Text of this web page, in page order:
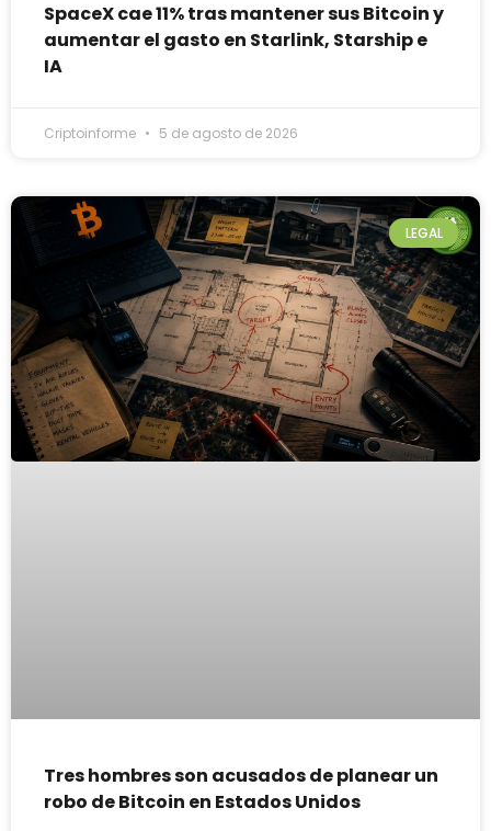
SpaceX cae 11% tras mantener sus Bitcoin y
aumentar el gasto en Starlink, Starship e
IA
Criptoinforme 5 de agosto de 2026
LEGAL
Tres hombres son acusados de planear un
robo de Bitcoin en Estados Unidos